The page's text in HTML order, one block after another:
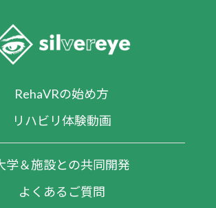
RehaVRの始め方
リハビリ体験動画
学＆施設との共同開発
よくあるご質問